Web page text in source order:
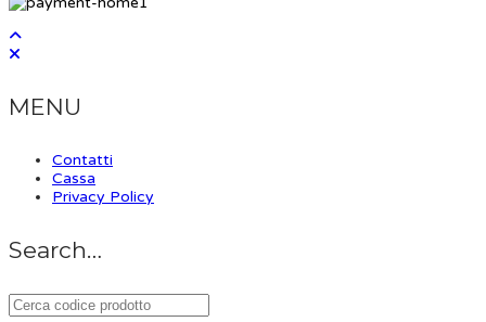
MENU
Contatti
Cassa
Privacy Policy
Search…